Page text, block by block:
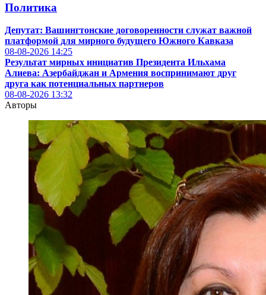
Политика
Депутат: Вашингтонские договоренности служат важной
платформой для мирного будущего Южного Кавказа
08-08-2026 14:25
Результат мирных инициатив Президентa Ильхамa
Алиевa: Азербайджан и Армения воспринимают друг
друга как потенциальных партнеров
08-08-2026 13:32
Авторы